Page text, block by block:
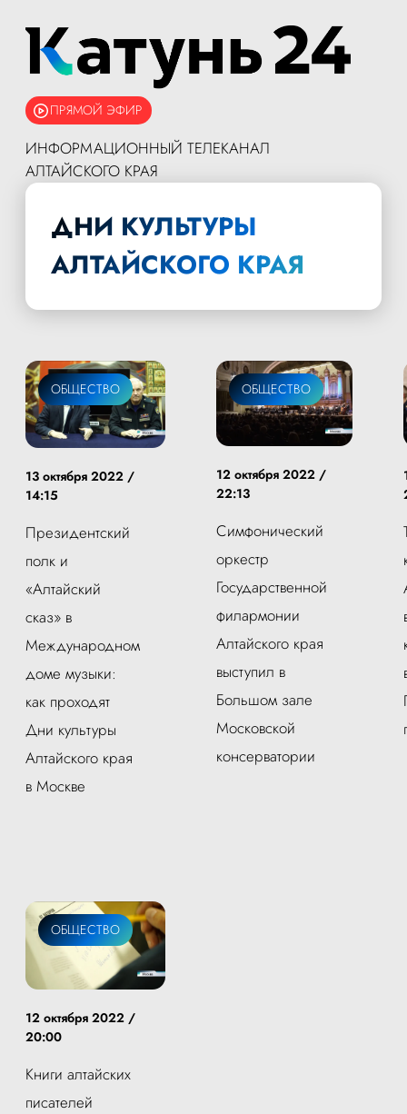
ПРЯМОЙ ЭФИР
ИНФОРМАЦИОННЫЙ ТЕЛЕКАНАЛ
АЛТАЙСКОГО КРАЯ
ДНИ КУЛЬТУРЫ
АЛТАЙСКОГО КРАЯ
ОБЩЕСТВО
13 октября 2022 /
14:15
Президентский
полк и
«Алтайский
сказ» в
Международном
доме музыки:
как проходят
Дни культуры
Алтайского края
в Москве
ОБЩЕСТВО
12 октября 2022 /
22:13
Симфонический
оркестр
Государственной
филармонии
Алтайского края
выступил в
Большом зале
Московской
консерватории
ОБЩЕСТВО
12 октября 2022 /
20:00
Книги алтайских
писателей